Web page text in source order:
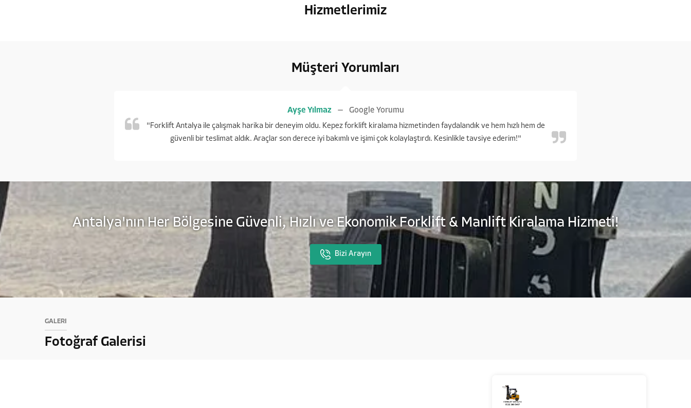
Hizmetlerimiz
Müşteri Yorumları
Ayşe Yılmaz Google Yorumu
"Forklift Antalya ile çalışmak harika bir deneyim oldu. Kepez forklift kiralama hizmetinden faydalandık ve hem hızlı hem de
güvenli bir teslimat aldık. Araçlar son derece iyi bakımlı ve işimi çok kolaylaştırdı. Kesinlikle tavsiye ederim!"
Antalya'nın Her Bölgesine Güvenli, Hızlı ve Ekonomik Forklift & Manlift Kiralama Hizmeti!
Bizi Arayın
GALERİ
Fotoğraf Galerisi